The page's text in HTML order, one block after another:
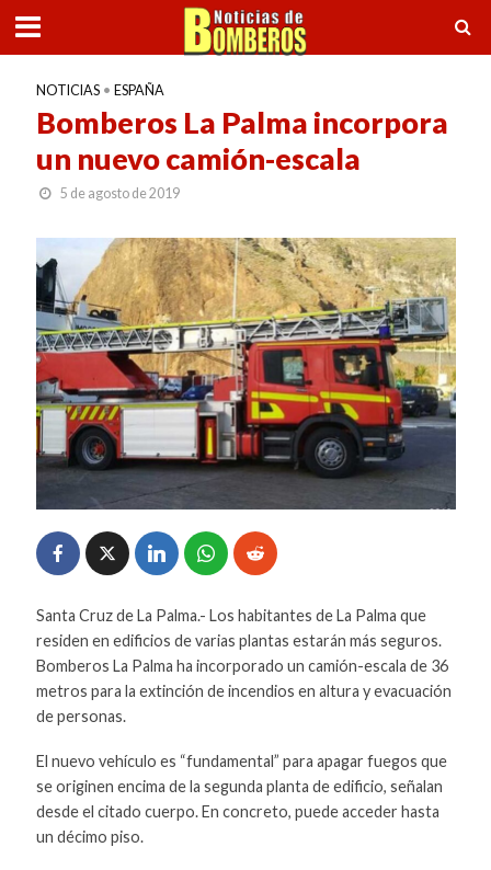
NOTICIAS • ESPAÑA
Bomberos La Palma incorpora
un nuevo camión-escala
5 de agosto de 2019
Santa Cruz de La Palma.- Los habitantes de La Palma que
residen en edificios de varias plantas estarán más seguros.
Bomberos La Palma ha incorporado un camión-escala de 36
metros para la extinción de incendios en altura y evacuación
de personas.
El nuevo vehículo es “fundamental” para apagar fuegos que
se originen encima de la segunda planta de edificio, señalan
desde el citado cuerpo. En concreto, puede acceder hasta
un décimo piso.